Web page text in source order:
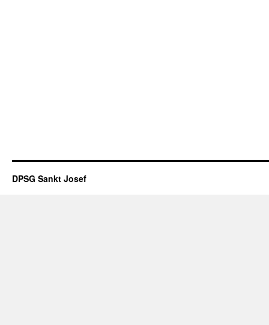
DPSG Sankt Josef